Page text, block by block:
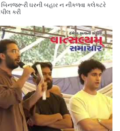
બિનજરૂરી ઘરની બહાર ન નીકળવા કલેક્ટરે
કરી